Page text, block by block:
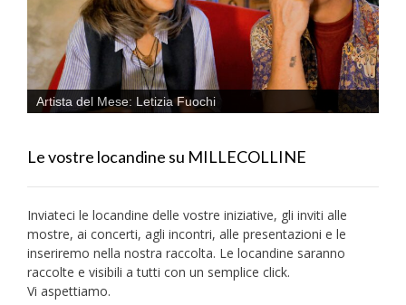
Artista del Mese: Letizia Fuochi
Le vostre locandine su MILLECOLLINE
Inviateci le locandine delle vostre iniziative, gli inviti alle
mostre, ai concerti, agli incontri, alle presentazioni e le
inseriremo nella nostra raccolta. Le locandine saranno
raccolte e visibili a tutti con un semplice click.
Vi aspettiamo.